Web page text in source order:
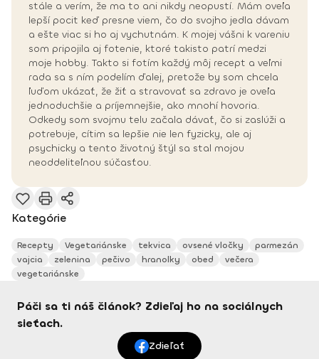
stále a verím, že ma to ani nikdy neopustí. Mám oveľa
lepší pocit keď presne viem, čo do svojho jedla dávam
a ešte viac si ho aj vychutnám. K mojej vášni k vareniu
som pripojila aj fotenie, ktoré takisto patrí medzi
moje hobby. Takto si fotím každý môj recept a veľmi
rada sa s ním podelím ďalej, pretože by som chcela
ľuďom ukázať, že žiť a stravovať sa zdravo je oveľa
jednoduchšie a príjemnejšie, ako mnohí hovoria.
Odkedy som svojmu telu začala dávať, čo si zaslúži a
potrebuje, cítim sa lepšie nie len fyzicky, ale aj
psychicky a tento životný štýl sa stal mojou
neoddeliteľnou súčasťou.
Kategórie
Recepty Vegetariánske tekvica ovsené vločky
parmezán
vajcia
zelenina pečivo hranolky obed
večera
vegetariánske
Páči sa ti náš článok? Zdieľaj ho na sociálnych
sieťach.
Zdieľať